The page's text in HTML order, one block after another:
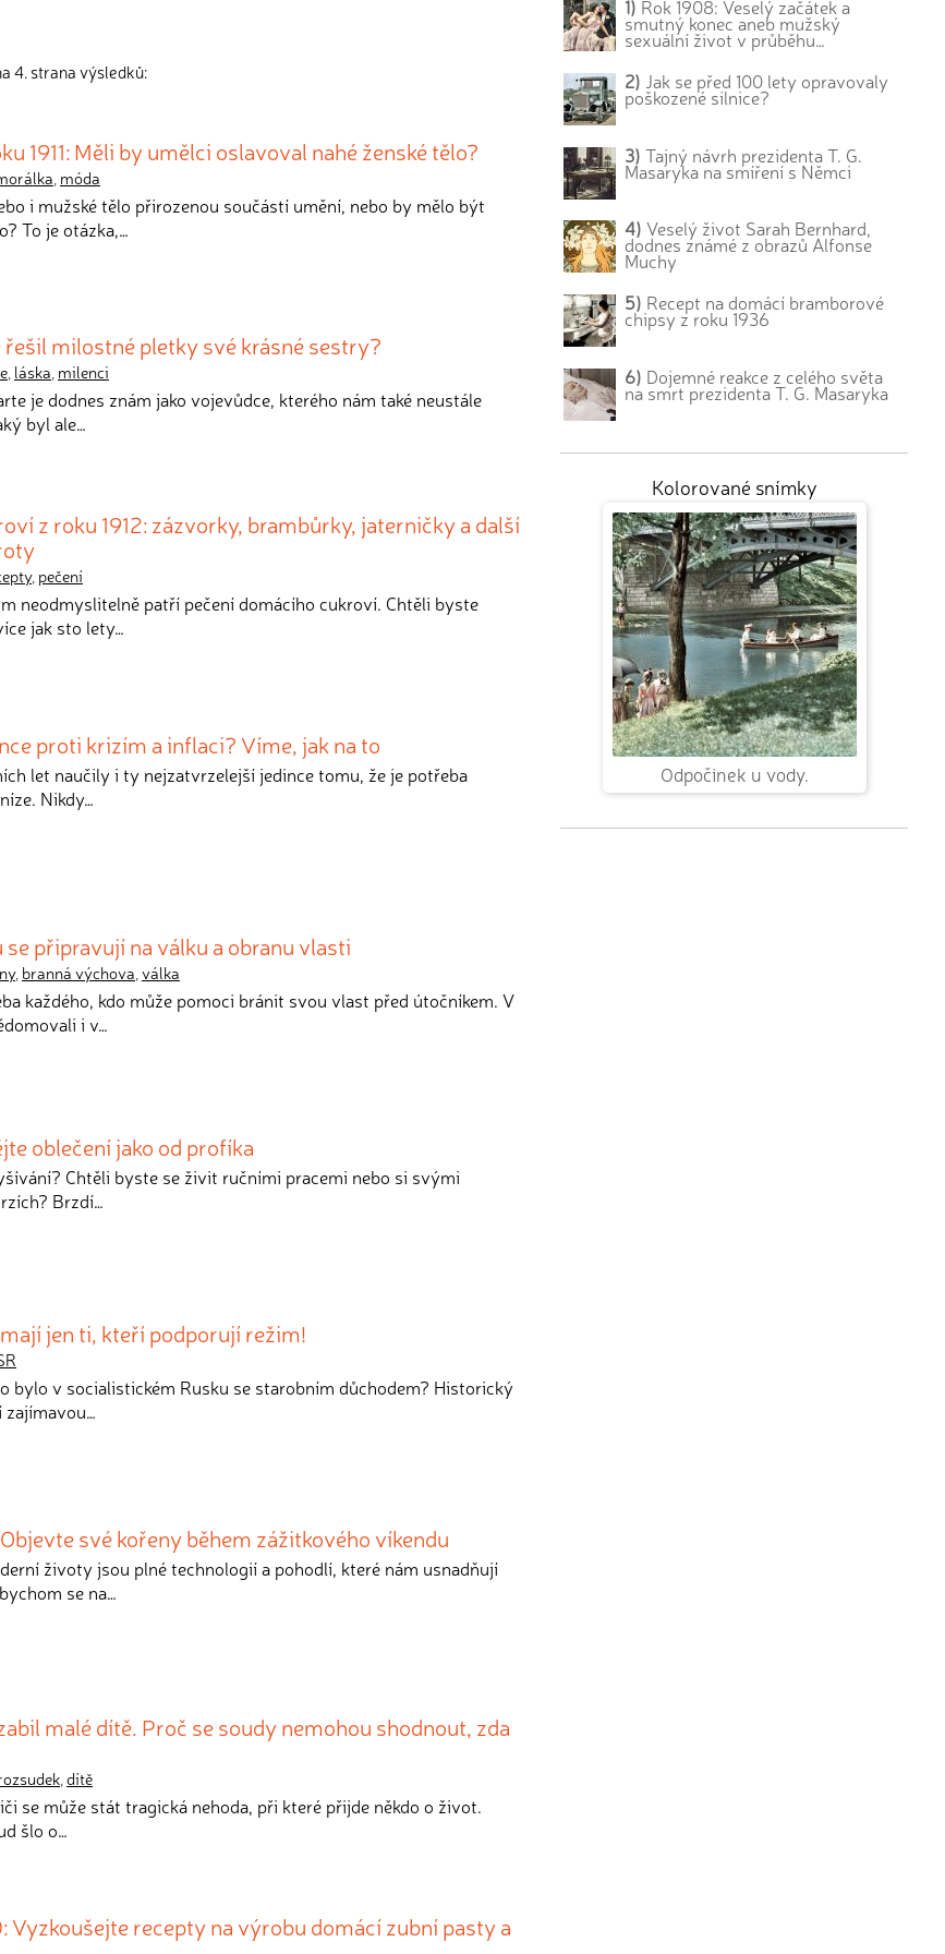
4. strana výsledků:
1911: Měli by umělci oslavoval nahé ženské tělo?
, móda
i mužské tělo přirozenou součástí umění, nebo by mělo být
To je otázka,…
řešil milostné pletky své krásné sestry?
, láska, milenci
je dodnes znám jako vojevůdce, kterého nám také neustále
byl ale…
z roku 1912: zázvorky, brambůrky, jaterničky a další
, pečení
neodmyslitelně patří pečení domácího cukroví. Chtěli byste
jak sto lety…
proti krizím a inflaci? Víme, jak na to
let naučily i ty nejzatvrzelejší jedince tomu, že je potřeba
Nikdy…
připravují na válku a obranu vlasti
, branná výchova,válka
každého, kdo může pomoci bránit svou vlast před útočníkem. V
i v…
oblečení jako od profíka
Chtěli byste se živit ručními pracemi nebo si svými
Brzdí…
jen ti, kteří podporují režim!
bylo v socialistickém Rusku se starobním důchodem? Historický
zajímavou…
své kořeny během zážitkového víkendu
životy jsou plné technologií a pohodlí, které nám usnadňují
se na…
malé dítě. Proč se soudy nemohou shodnout, zda
,dítě
se může stát tragická nehoda, při které přijde někdo o život.
šlo o…
Vyzkoušejte recepty na výrobu domácí zubní pasty a
1) Rok 1908: Veselý začátek a
smutný konec aneb mužský
sexuální život v průběhu…
2) Jak se před 100 lety opravovaly
poškozené silnice?
3) Tajný návrh prezidenta T. G.
Masaryka na smíření s Němci
4) Veselý život Sarah Bernhard,
dodnes známé z obrazů Alfonse
Muchy
5) Recept na domácí bramborové
chipsy z roku 1936
6) Dojemné reakce z celého světa
na smrt prezidenta T. G. Masaryka
Kolorované snímky
Odpočinek u vody.